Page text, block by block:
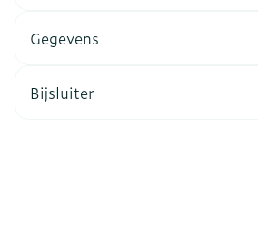
Gegevens
Bijsluiter